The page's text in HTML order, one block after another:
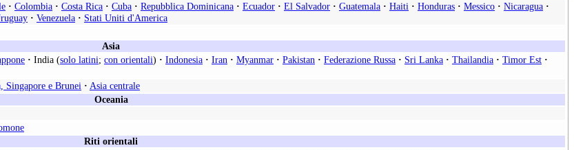
· Colombia · Costa Rica · Cuba · Repubblica Dominicana · Ecuador · El Salvador · Guatemala · Haiti · Honduras · Messico · Nicaragua ·
· Venezuela · Stati Uniti d'America
Asia
· India (solo latini; con orientali) · Indonesia · Iran · Myanmar · Pakistan · Federazione Russa · Sri Lanka · Thailandia · Timor Est ·
Singapore e Brunei · Asia centrale
Oceania
Riti orientali